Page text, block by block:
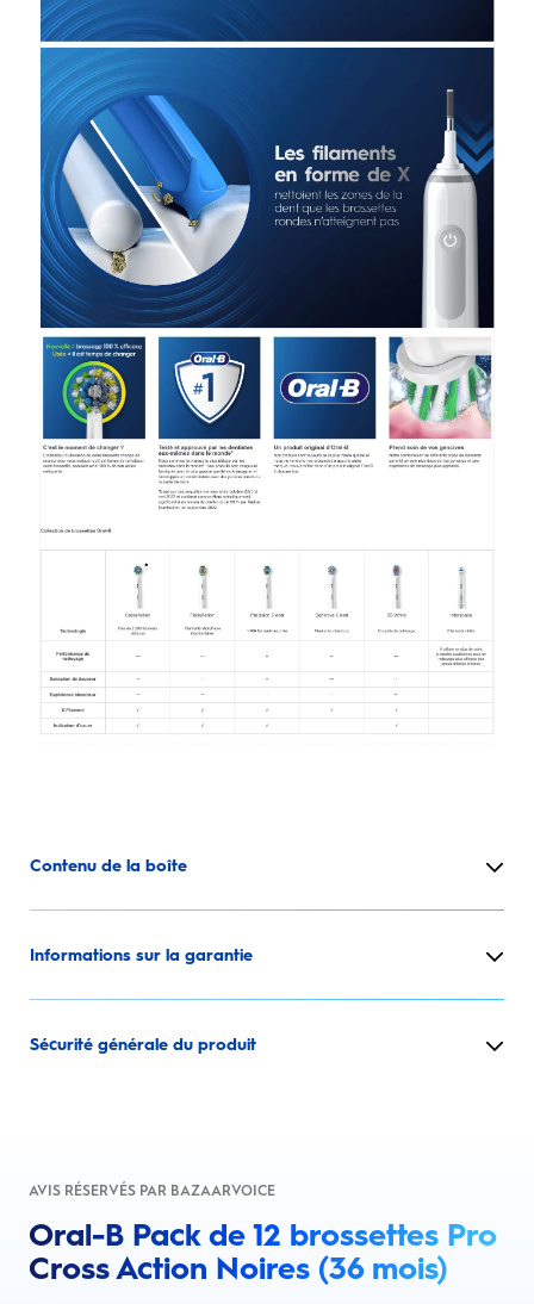
Contenu de la boîte
Informations sur la garantie
Sécurité générale du produit
AVIS RÉSERVÉS PAR BAZAARVOICE
Oral-B Pack de 12 brossettes Pro
Cross Action Noires (36 mois)